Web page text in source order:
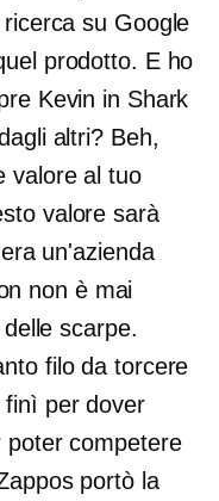
su Google
prodotto. E ho
Kevin in Shark
altri? Beh,
valore al tuo
valore sarà
un'azienda
non è mai
scarpe.
filo da torcere
finì per dover
poter competere
portò la